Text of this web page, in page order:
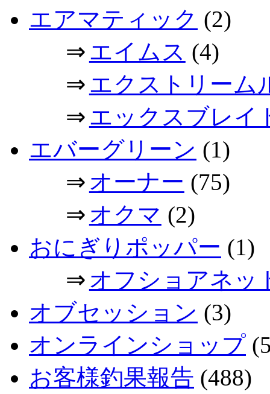
エアマティック (2)
⇒ エイムス (4)
⇒ エクストリーム
⇒ エックスブレイ
エバーグリーン (1)
⇒ オーナー (75)
⇒ オクマ (2)
おにぎりポッパー (1)
⇒ オフショアネッ
オブセッション (3)
オンラインショップ
お客様釣果報告 (488)